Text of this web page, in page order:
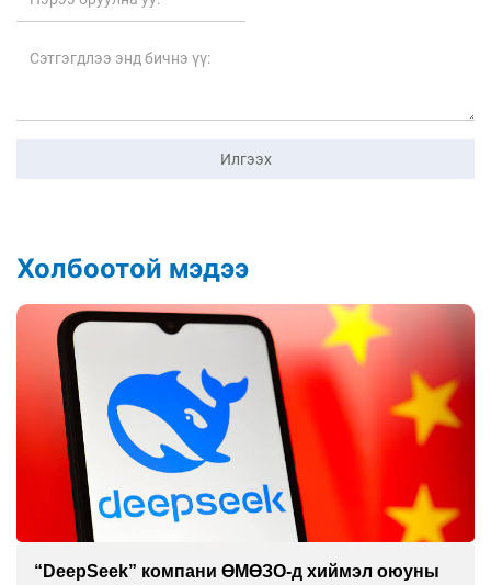
Илгээх
Холбоотой мэдээ
“DeepSeek” компани ӨМӨЗО-д хиймэл оюуны